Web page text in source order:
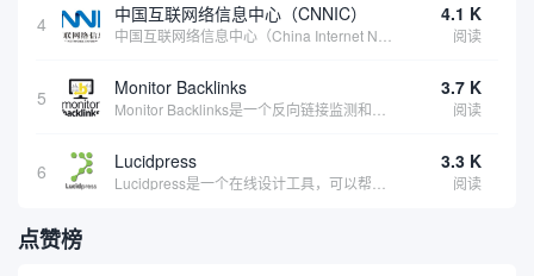
4 中国互联网络信息中心（CNNIC） 4.1 K
阅读
5 Monitor Backlinks 3.7 K
阅读
6 Lucidpress 3.3 K
阅读
点赞榜